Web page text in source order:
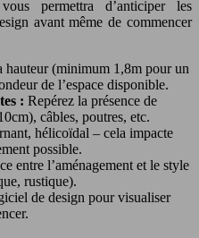
permettra d’anticiper les
avant même de commencer
hauteur (minimum 1,8m pour un
de l’espace disponible.
: Repérez la présence de
câbles, poutres, etc.
hélicoïdal – cela impacte
possible.
entre l’aménagement et le style
rustique).
de design pour visualiser